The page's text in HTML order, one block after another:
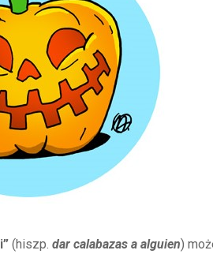
(hiszp. dar calabazas a alguien)